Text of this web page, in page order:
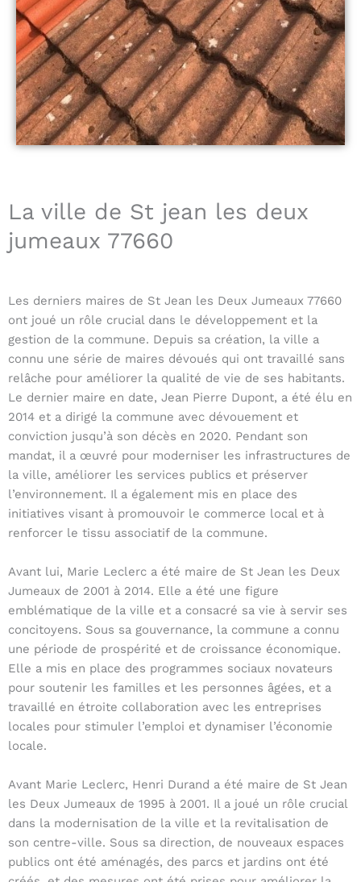
La ville de St jean les deux
jumeaux 77660
Les derniers maires de St Jean les Deux Jumeaux 77660
ont joué un rôle crucial dans le développement et la
gestion de la commune. Depuis sa création, la ville a
connu une série de maires dévoués qui ont travaillé sans
relâche pour améliorer la qualité de vie de ses habitants.
Le dernier maire en date, Jean Pierre Dupont, a été élu en
2014 et a dirigé la commune avec dévouement et
conviction jusqu’à son décès en 2020. Pendant son
mandat, il a œuvré pour moderniser les infrastructures de
la ville, améliorer les services publics et préserver
l’environnement. Il a également mis en place des
initiatives visant à promouvoir le commerce local et à
renforcer le tissu associatif de la commune.
Avant lui, Marie Leclerc a été maire de St Jean les Deux
Jumeaux de 2001 à 2014. Elle a été une figure
emblématique de la ville et a consacré sa vie à servir ses
concitoyens. Sous sa gouvernance, la commune a connu
une période de prospérité et de croissance économique.
Elle a mis en place des programmes sociaux novateurs
pour soutenir les familles et les personnes âgées, et a
travaillé en étroite collaboration avec les entreprises
locales pour stimuler l’emploi et dynamiser l’économie
locale.
Avant Marie Leclerc, Henri Durand a été maire de St Jean
les Deux Jumeaux de 1995 à 2001. Il a joué un rôle crucial
dans la modernisation de la ville et la revitalisation de
son centre-ville. Sous sa direction, de nouveaux espaces
publics ont été aménagés, des parcs et jardins ont été